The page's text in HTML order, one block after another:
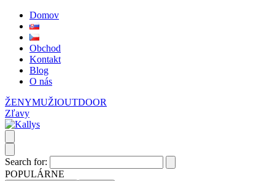
Domov
Obchod
Kontakt
Blog
O nás
ŽENYMUŽIOUTDOOR
Zľavy
Search for:
POPULÁRNE